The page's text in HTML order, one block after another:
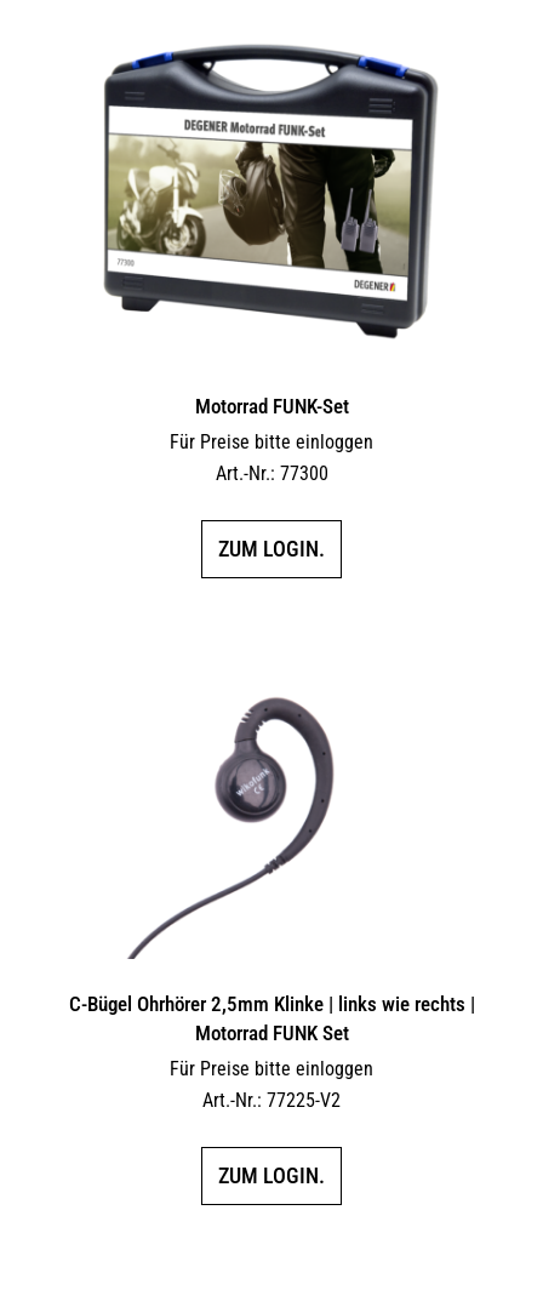
Motorrad FUNK-Set
Für Preise bitte einloggen
Art.-Nr.: 77300
ZUM LOGIN.
C-Bügel Ohrhörer 2,5mm Klinke | links wie rechts |
Motorrad FUNK Set
Für Preise bitte einloggen
Art.-Nr.: 77225-V2
ZUM LOGIN.